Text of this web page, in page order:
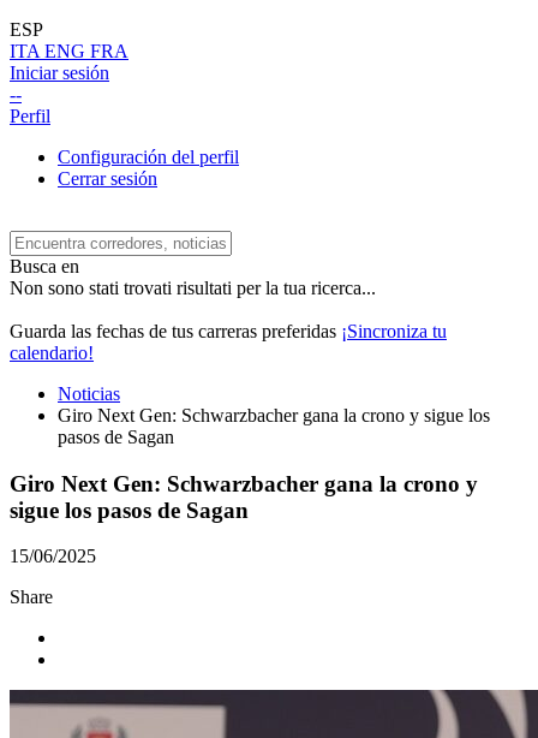
ESP
ITA ENG FRA
Iniciar sesión
--
Perfil
Configuración del perfil
Cerrar sesión
Busca en
Non sono stati trovati risultati per la tua ricerca...
Guarda las fechas de tus carreras preferidas ¡Sincroniza tu
calendario!
Noticias
Giro Next Gen: Schwarzbacher gana la crono y sigue los
pasos de Sagan
Giro Next Gen: Schwarzbacher gana la crono y
sigue los pasos de Sagan
15/06/2025
Share